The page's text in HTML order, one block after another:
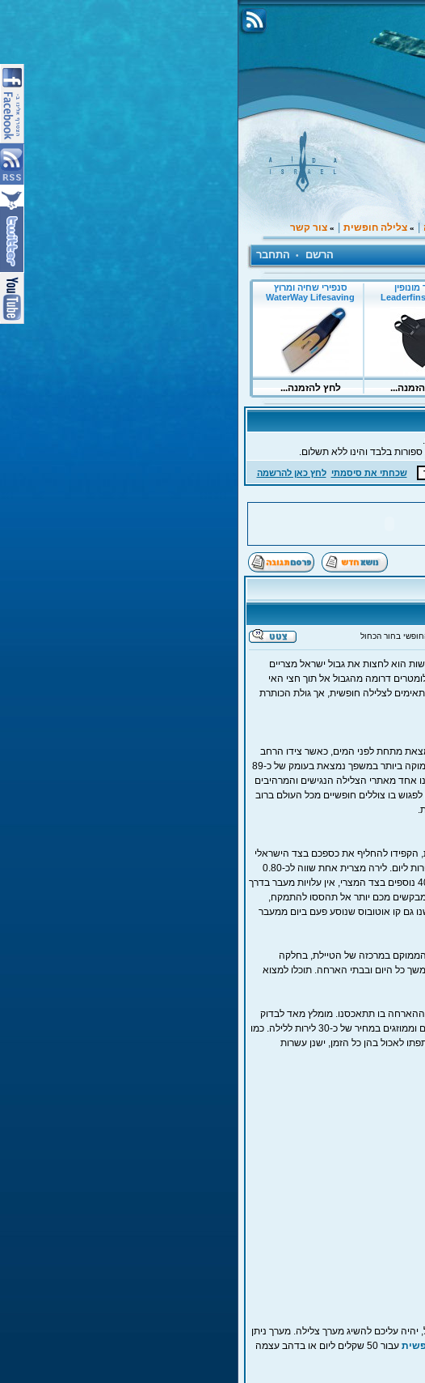
» צלילה חופשית » צור קשר
הרשם • התחבר
בלבד והינו ללא תשלום.
שכחתי את סיסמתי לחץ כאן להרשמה
בחור הכחול
הוא לחצות את גבול ישראל מצריים
שזכתה לכינוי "מכה של הצוללים החופשיים", דהב – כ-200 קילומטרים דרומה מהגבול אל תוך חצי האי
לצלילה חופשית, אך גולת הכותרת
מתחת לפני המים, כאשר צידו הרחב
של המשפך פונה אל עבר פני המים וצידו הצר – אל הקרקעית. הנקודה העמוקה ביותר במשפך נמצאת בעומק של כ-89
אחד מאתרי הצלילה הנגישים והמרהיבים
בו צוללים חופשיים מכל העולם ברוב
להחליף את כספכם בצד הישראלי
ולא המצרי. כאשר אתם נוסעים לדהב, תוכלו להסתדר יפה עם 100-150 לירות ליום. לירה מצרית אחת שווה לכ-0.80
אגורות. עלויות חציית הגבול עומדות על כ-100 שקלים, 60 בצד הישראלי ו40 נוספים בצד המצרי, אין עלויות מעבר בדרך
לכם 180-200 לירות נוספות (אם מבקשים מכם יותר אל תהססו להתמקח,
גם קו אוטובוס שנוסע פעם ביום ממעבר
במרכזה של הטיילת, בחלקה
כל היום ובבתי הארחה. תוכלו למצוא
בו תתאכסנו. מומלץ מאד לבדוק
את בית ההארחה "Seven Heaven" הסמוך לגשר, שמציע חדרים מטופחים וממוזגים במחיר של כ-30 לירות ללילה. כמו
לאכול בהן כל הזמן, ישנן עשרות
עליכם להשיג מערך צלילה. מערך ניתן
עבור 50 שקלים ליום או בדהב עצמה